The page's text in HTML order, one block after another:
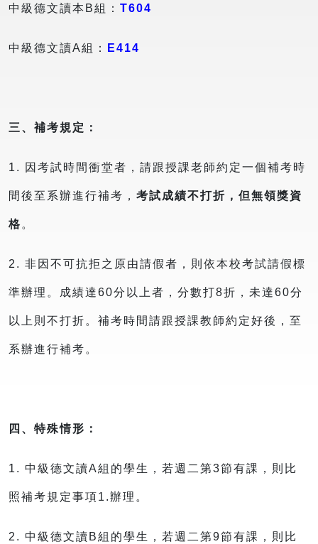
中級德文讀本B組： T604
中級德文讀A組： E414
三、補考規定：
1. 因考試時間衝堂者，請跟授課老師約定一個補考時
間後至系辦進行補考， 考試成績不打折，但無領獎資
格 。
2. 非因不可抗拒之原由請假者，則依本校考試請假標
準辦理。成績達60分以上者，分數打8折，未達60分
以上則不打折。補考時間請跟授課教師約定好後，至
系辦進行補考。
四、特殊情形：
1. 中級德文讀A組的學生，若週二第3節有課，則比
照補考規定事項1.辦理。
2. 中級德文讀B組的學生，若週二第9節有課，則比